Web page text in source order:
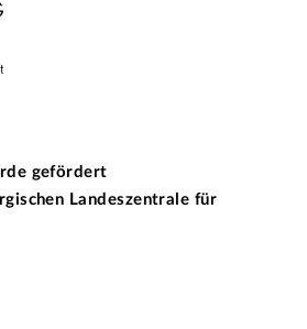
gefördert
Landeszentrale für